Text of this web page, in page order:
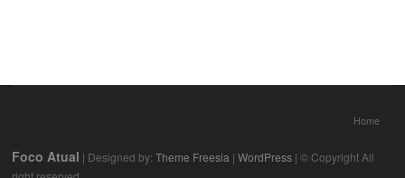
Home
Foco Atual | Designed by:Theme Freesia |WordPress | © Copyright All